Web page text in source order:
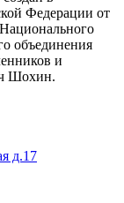
Федерации от
объединения
и
Шохин.
д.17